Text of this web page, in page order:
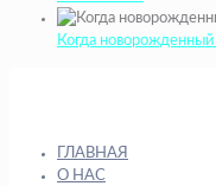
Когда
ГЛАВНАЯ
О НАС